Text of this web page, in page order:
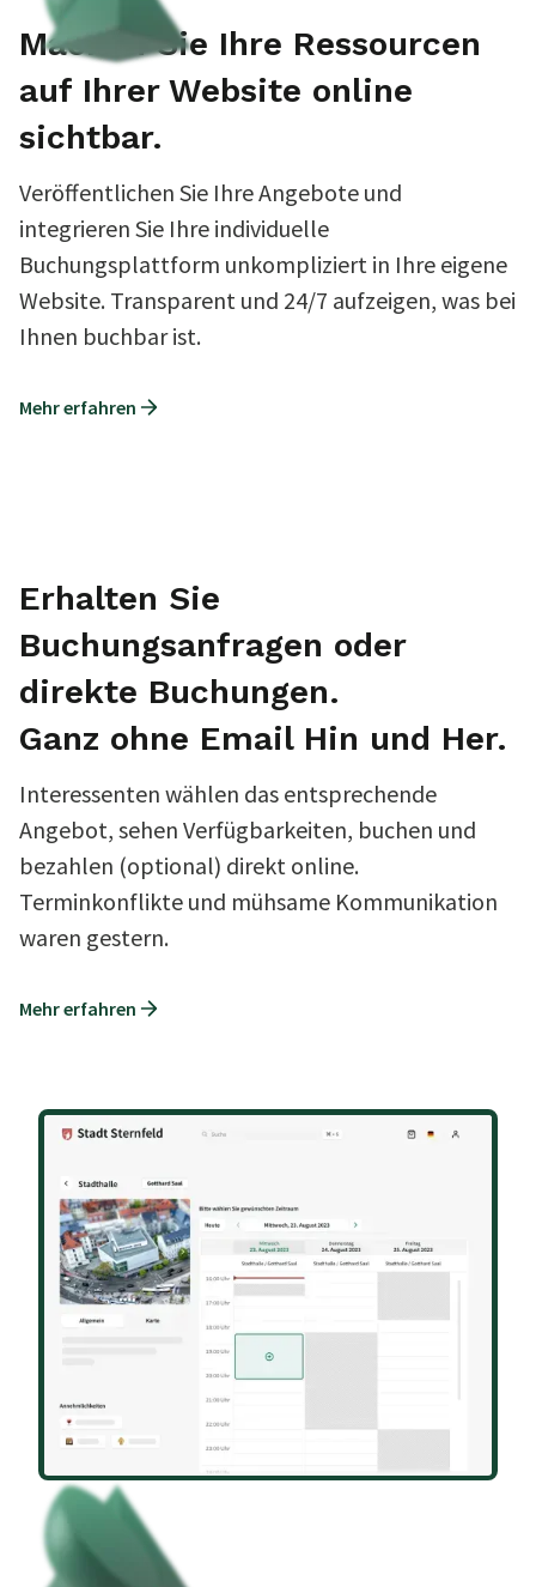
Machen Sie Ihre Ressourcen
auf Ihrer Website online
sichtbar.
Veröffentlichen Sie Ihre Angebote und
integrieren Sie Ihre individuelle
Buchungsplattform unkompliziert in Ihre eigene
Website. Transparent und 24/7 aufzeigen, was bei
Ihnen buchbar ist.
Mehr erfahren
Erhalten Sie
Buchungsanfragen oder
direkte Buchungen.
Ganz ohne Email Hin und Her.
Interessenten wählen das entsprechende
Angebot, sehen Verfügbarkeiten, buchen und
bezahlen (optional) direkt online.
Terminkonflikte und mühsame Kommunikation
waren gestern.
Mehr erfahren